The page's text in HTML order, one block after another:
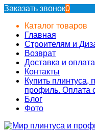
Заказать звонок0
Каталог товаров
Главная
Строителям и
Возврат
Доставка и оплата
Контакты
Купить плинтуса,
профиль.
Блог
Фото